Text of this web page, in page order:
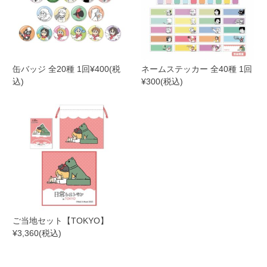
缶バッジ 全20種 1回¥400(税
込)
ネームステッカー 全40種 1回
¥300(税込)
ご当地セット【TOKYO】
¥3,360(税込)